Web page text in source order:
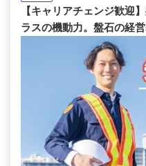
【キャリアチェンジ歓迎
ラスの機動力。盤石の経